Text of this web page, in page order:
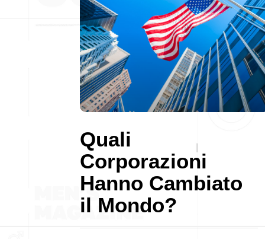
Quali
Corporazioni
Hanno Cambiato
il Mondo?